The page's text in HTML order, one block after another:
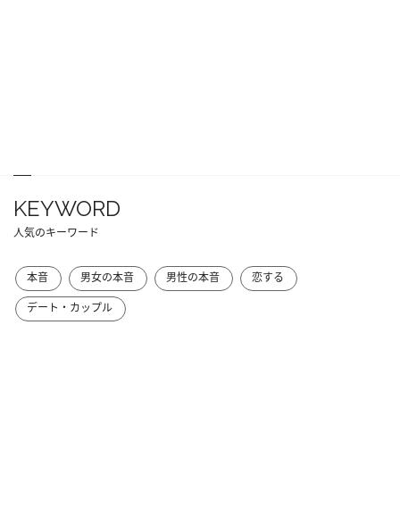
KEYWORD
人気のキーワード
本音 男女の本音 男性の本音
恋する
デート・カップル